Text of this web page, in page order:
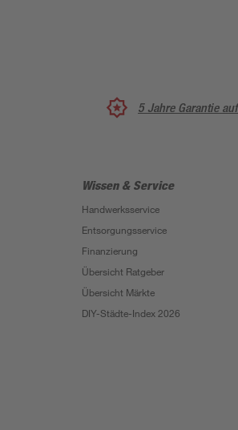
5 Jahre Garantie
Wissen & Service
Handwerksservice
Entsorgungsservice
Finanzierung
Übersicht Ratgeber
Übersicht Märkte
DIY-Städte-Index 2026